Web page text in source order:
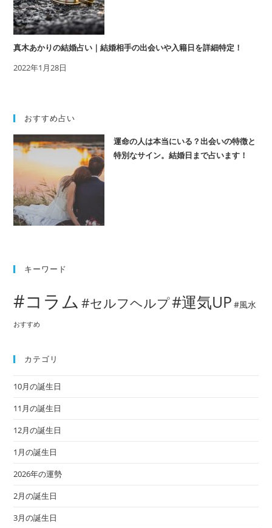
真木あかりの結婚占い｜結婚相手の出会いや入籍日を詳細特定！
2022年1月28日
おすすめ占い
運命の人は本当にいる？出会いの特徴と
特別なサイン。結婚日まで占います！
キーワード
#コラム #セルフヘルプ#運気UP #風水
おすすめ
カテゴリ
10月の誕生日
11月の誕生日
12月の誕生日
1月の誕生日
2026年の運勢
2月の誕生日
3月の誕生日